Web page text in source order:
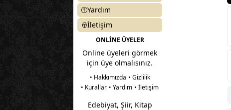
Yardım
İletişim
ONLİNE ÜYELER
Online üyeleri görmek
için üye olmalısınız.
• Hakkımızda • Gizlilik
• Kurallar • Yardım • İletişim
Edebiyat, Şiir, Kitap